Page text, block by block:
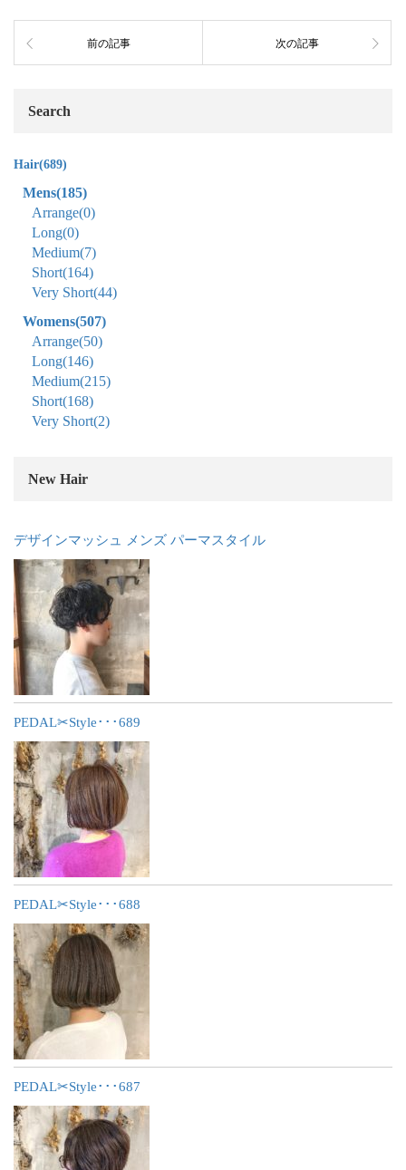
前の記事 次の記事
Search
Hair(689)
Mens(185)
Arrange(0)
Long(0)
Medium(7)
Short(164)
Very Short(44)
Womens(507)
Arrange(50)
Long(146)
Medium(215)
Short(168)
Very Short(2)
New Hair
デザインマッシュ メンズ パーマスタイル
PEDAL✂︎Style･･･689
PEDAL✂︎Style･･･688
PEDAL✂︎Style･･･687